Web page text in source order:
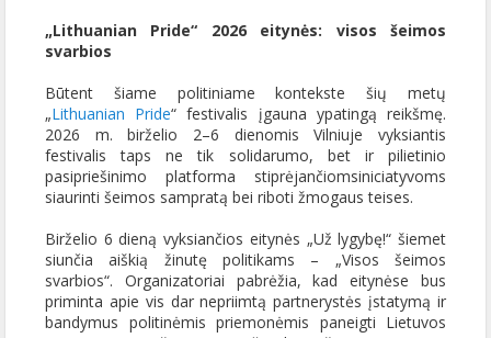
„Lithuanian Pride“ 2026 eitynės: visos šeimos
svarbios
Būtent šiame politiniame kontekste šių metų
„Lithuanian Pride“ festivalis įgauna ypatingą reikšmę.
2026 m. birželio 2–6 dienomis Vilniuje vyksiantis
festivalis taps ne tik solidarumo, bet ir pilietinio
pasipriešinimo platforma stiprėjančiomsiniciatyvoms
siaurinti šeimos sampratą bei riboti žmogaus teises.
Birželio 6 dieną vyksiančios eitynės „Už lygybę!“ šiemet
siunčia aiškią žinutę politikams – „Visos šeimos
svarbios“. Organizatoriai pabrėžia, kad eitynėse bus
priminta apie vis dar nepriimtą partnerystės įstatymą ir
bandymus politinėmis priemonėmis paneigti Lietuvos